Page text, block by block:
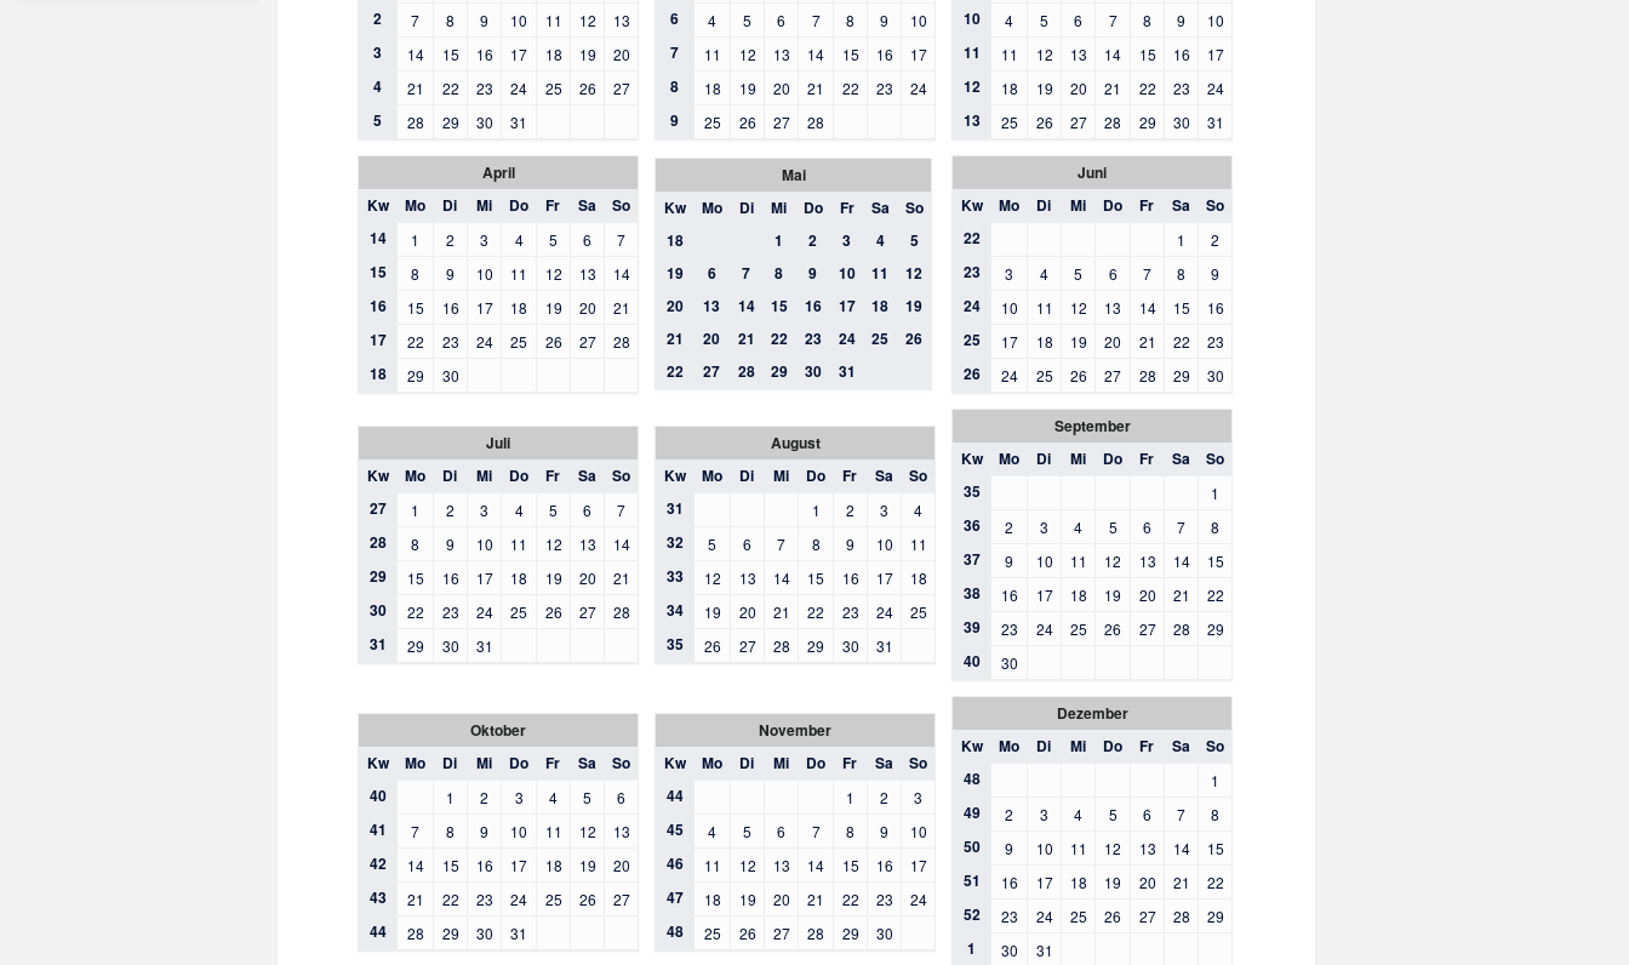
2 7 8 9 10 11 12 13
3 14 15 16 17 18 19 20
4 21 22 23 24 25 26 27
5 28 29 30 31
6 4 5 6 7 8 9 10
7 11 12 13 14 15 16 17
8 18 19 20 21 22 23 24
9 25 26 27 28
10 4 5 6 7 8 9 10
11 11 12 13 14 15 16 17
12 18 19 20 21 22 23 24
13 25 26 27 28 29 30 31
April
Kw
Mo Di Mi Do Fr Sa
So
14
1 2 3 4 5 6 7
15 8 9 10 11 12 13 14
16 15 16 17 18 19 20 21
17 22 23 24 25 26 27 28
18 29 30
Mai
Kw
Mo Di Mi Do Fr Sa
So
18
1 2 3 4
5
19
6 7 8 9 10 11
12
20
13 14 15 16 17 18
19
21
20 21 22 23 24 25
26
22
27 28 29 30 31
Juni
Kw
Mo Di Mi Do Fr Sa
So
22
1 2
23 3 4 5 6 7 8 9
24 10 11 12 13 14 15 16
25 17 18 19 20 21 22 23
26 24 25 26 27 28 29 30
Juli
Kw
Mo Di Mi Do Fr Sa
So
27
1 2 3 4 5 6 7
28 8 9 10 11 12 13 14
29 15 16 17 18 19 20 21
30 22 23 24 25 26 27 28
31 29 30 31
August
Kw
Mo Di Mi Do Fr Sa
So
31
1 2 3 4
32 5 6 7 8 9 10 11
33 12 13 14 15 16 17 18
34 19 20 21 22 23 24 25
35 26 27 28 29 30 31
September
Kw
Mo Di Mi Do Fr Sa
So
35
1
36 2 3 4 5 6 7 8
37 9 10 11 12 13 14 15
38 16 17 18 19 20 21 22
39 23 24 25 26 27 28 29
40 30
Oktober
Kw
Mo Di Mi Do Fr Sa
So
40
1 2 3 4 5 6
41 7 8 9 10 11 12 13
42 14 15 16 17 18 19 20
43 21 22 23 24 25 26 27
44 28 29 30 31
November
Kw
Mo Di Mi Do Fr Sa
So
44
1 2 3
45 4 5 6 7 8 9 10
46 11 12 13 14 15 16 17
47 18 19 20 21 22 23 24
48 25 26 27 28 29 30
Dezember
Kw
Mo Di Mi Do Fr Sa
So
48
1
49 2 3 4 5 6 7 8
50 9 10 11 12 13 14 15
51 16 17 18 19 20 21 22
52 23 24 25 26 27 28 29
1 30 31